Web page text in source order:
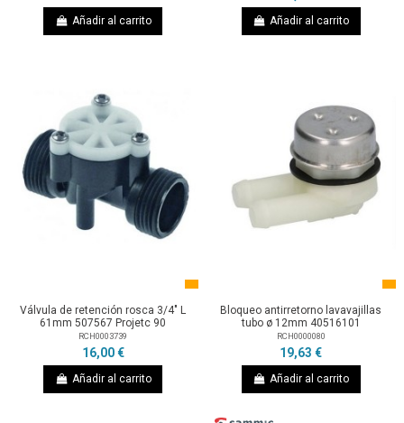
Añadir al carrito Añadir al carrito
Válvula de retención rosca 3/4" L
61mm 507567 Projetc 90
RCH0003739
16,00 €
Añadir al carrito
Bloqueo antirretorno lavavajillas
tubo ø 12mm 40516101
RCH0000080
19,63 €
Añadir al carrito